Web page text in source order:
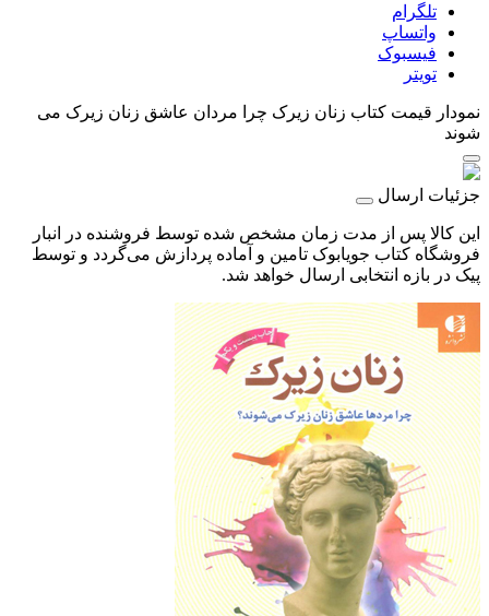
تلگرام
واتساپ
فیسبوک
تویتر
نمودار قیمت کتاب زنان زیرک چرا مردان عاشق زنان زیرک می
شوند
جزئیات ارسال
این کالا پس از مدت زمان مشخص شده توسط فروشنده در انبار
فروشگاه کتاب جویابوک تامین و آماده پردازش می‌گردد و توسط
پیک در بازه انتخابی ارسال خواهد شد.